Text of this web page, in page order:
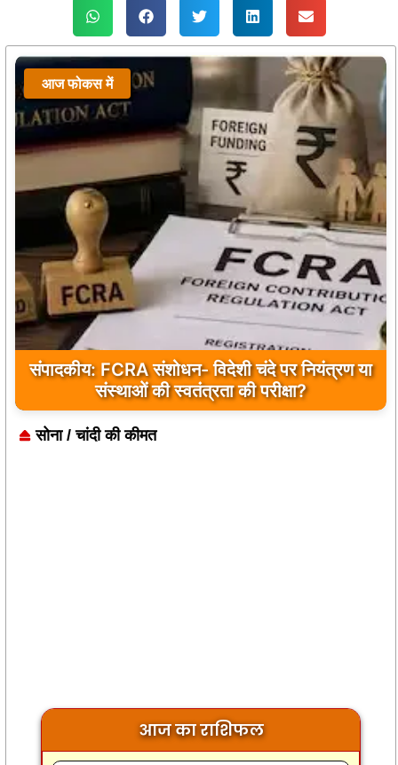
आज फोकस में
बांकीपुर में PK की बड़ी जीत, बीजेपी के किले में जनसुराज
की दस्तक
सोना / चांदी की कीमत
आज का राशिफल